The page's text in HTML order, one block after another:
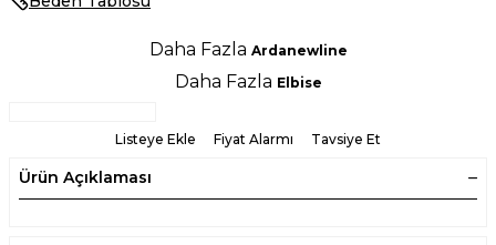
Daha Fazla Ardanewline
Daha Fazla Elbise
Listeye Ekle Fiyat Alarmı Tavsiye Et
Ürün Açıklaması